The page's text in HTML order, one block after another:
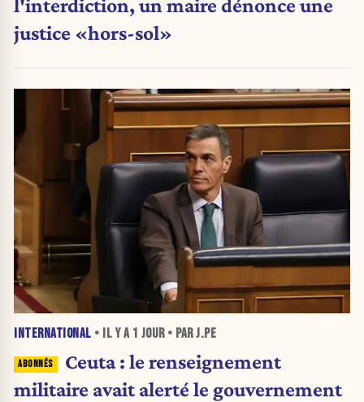
l'interdiction, un maire dénonce une
justice «hors-sol»
INTERNATIONAL • IL Y A 1 JOUR• PAR J.PE
Ceuta : le renseignement
militaire avait alerté le gouvernement